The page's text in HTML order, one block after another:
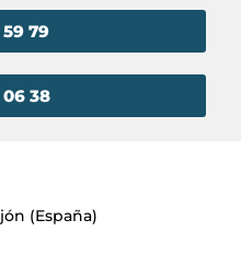
38
79
(España)